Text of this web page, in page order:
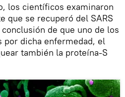
los científicos examinaron
que se recuperó del SARS
de que uno de los
por dicha enfermedad, el
también la proteína-S